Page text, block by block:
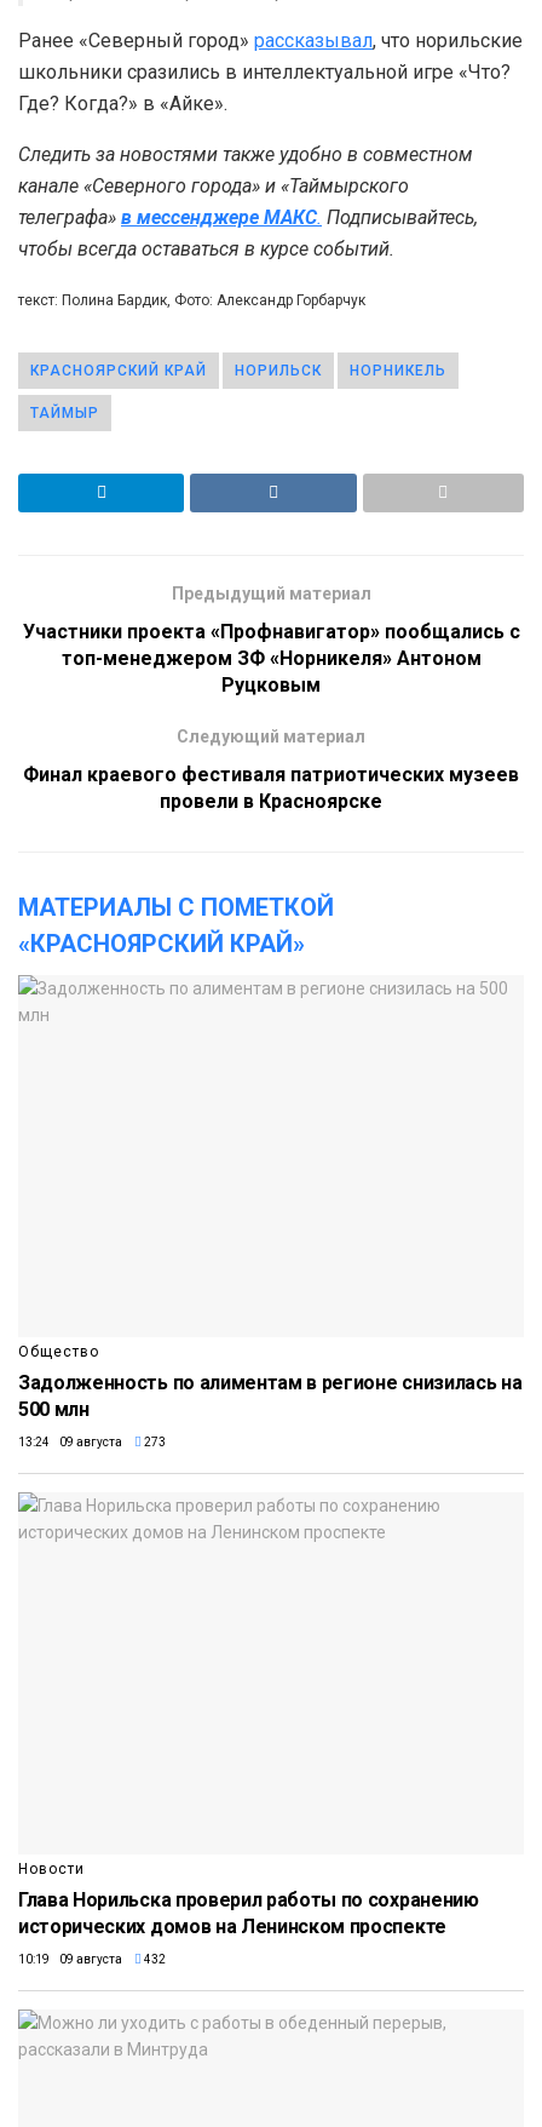
Ранее «Северный город» рассказывал, что норильские
школьники сразились в интеллектуальной игре «Что?
Где? Когда?» в «Айке».
Следить за новостями также удобно в совместном
канале «Северного города» и «Таймырского
телеграфа» в мессенджере MAКС. Подписывайтесь,
чтобы всегда оставаться в курсе событий.
текст: Полина Бардик, Фото: Александр Горбарчук
КРАСНОЯРСКИЙ КРАЙ НОРИЛЬСК НОРНИКЕЛЬ
ТАЙМЫР
Предыдущий материал
Участники проекта «Профнавигатор» пообщались с
топ-менеджером ЗФ «Норникеля» Антоном
Руцковым
Следующий материал
Финал краевого фестиваля патриотических музеев
провели в Красноярске
МАТЕРИАЛЫ С ПОМЕТКОЙ
«КРАСНОЯРСКИЙ КРАЙ»
Общество
Задолженность по алиментам в регионе снизилась на
500 млн
13:24 09 августа 273
Новости
Глава Норильска проверил работы по сохранению
исторических домов на Ленинском проспекте
10:19 09 августа 432